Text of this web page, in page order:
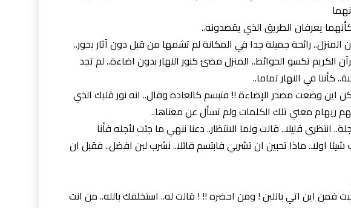
يعرفان الطريق الذي يقصدونه..
المنزل.. رائحة جميلة جدا في المكانة لم تشمها من قبل دون آثار بخور..
الكريم تكسو الحوائط.. المنزل مضئ كنور النهار بدون اضاءة.. لم تجد
كأننا في النهار تماما..
اين وضعت مصدر الإضاءة !! فتبسم كالعادة وقال.. انه نور قلبك الذي
ريهام معني تلك الكلمات ولم تسأل عن معناها..
انتظري قليلا.. قالت ولما الانتظار.. دعنا ننهي ما جئت لأجله فأنا
اولا.. ماذا تحبين ان تشربي فابتسم قائلا.. نشرب لبن افضل.. فقبل ان
فمن اين اتي باللبن ! ومن احضره !! ! قالت له.. استخلفك بالله.. من انت